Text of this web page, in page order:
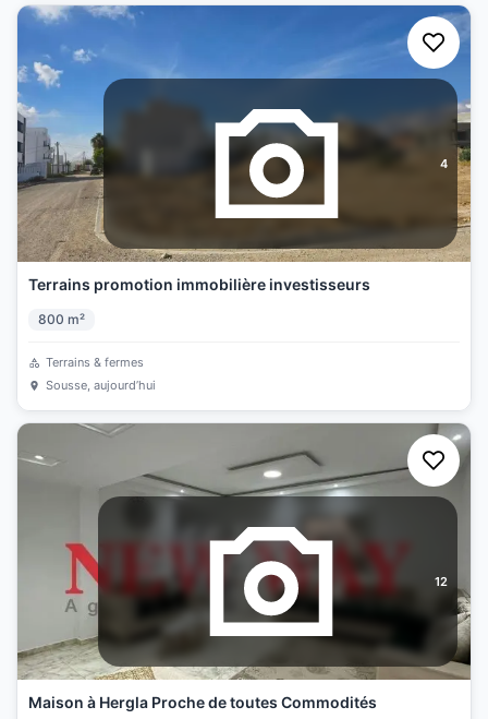
4
Terrains promotion immobilière investisseurs
800 m²
Terrains & fermes
Sousse, aujourd’hui
12
Maison à Hergla Proche de toutes Commodités